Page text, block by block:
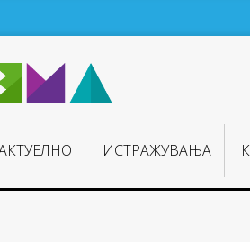
ИСТРАЖУВАЊA